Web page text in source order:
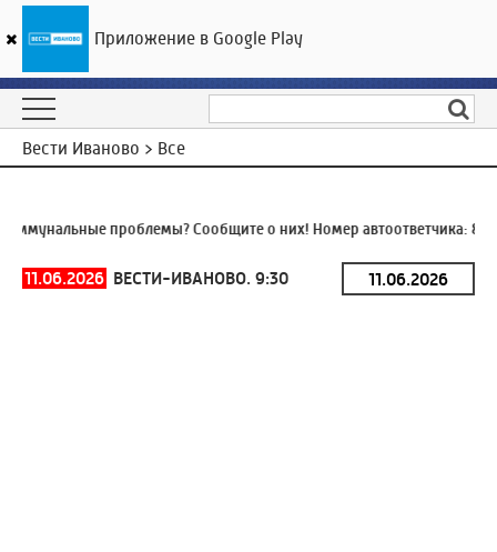
ГТРК «Ивтелерадио»
Вести Иваново > Все
проблемы? Сообщите о них! Номер автоответчика:8
11.06.2026 ВЕСТИ-ИВАНОВО. 9:30
Приложение в Google Play